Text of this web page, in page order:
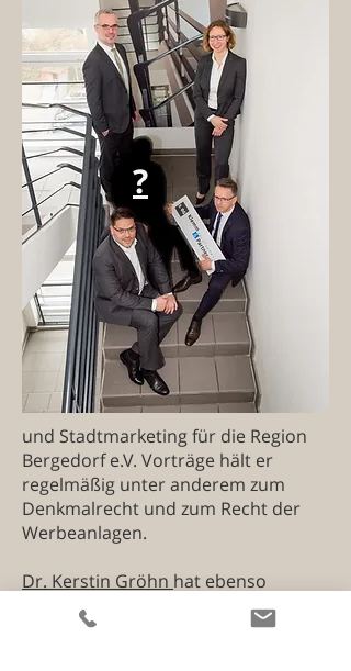
?
und Stadtmarketing für die Region
Bergedorf e.V. Vorträge hält er
regelmäßig unter anderem zum
Denkmalrecht und zum Recht der
Werbeanlagen.
Dr. Kerstin Gröhn hat ebenso
David Heuer
einen stark umwelt-
und planungsrechtlich geprägten